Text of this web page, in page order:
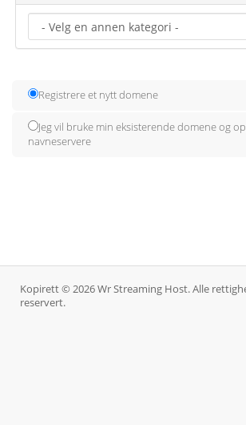
Registrere et nytt domene
Jeg vil bruke min eksisterende domene og
navneservere
Kopirett © 2026 Wr Streaming Host. Alle
reservert.